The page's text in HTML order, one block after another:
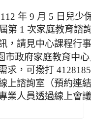
年 9 月 5 日兒少
第 1 次家庭教育諮
，請見中心課程行
市政府家庭教育中
求，可撥打
上諮詢室（預約連
業人員透過線上會